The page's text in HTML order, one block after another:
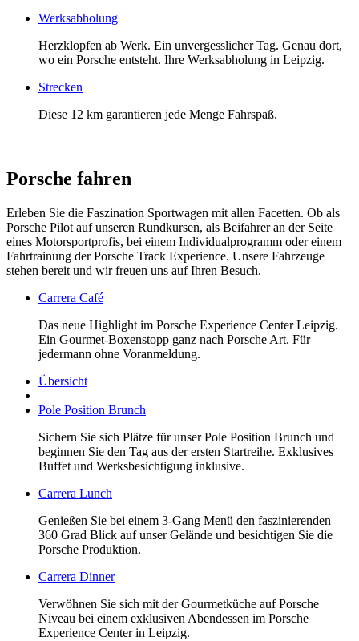
Werksabholung
Herzklopfen ab Werk. Ein unvergesslicher Tag. Genau dort,
wo ein Porsche entsteht. Ihre Werksabholung in Leipzig.
Strecken
Diese 12 km garantieren jede Menge Fahrspaß.
Porsche fahren
Erleben Sie die Faszination Sportwagen mit allen Facetten. Ob als
Porsche Pilot auf unseren Rundkursen, als Beifahrer an der Seite
eines Motorsportprofis, bei einem Individualprogramm oder einem
Fahrtrainung der Porsche Track Experience. Unsere Fahrzeuge
stehen bereit und wir freuen uns auf Ihren Besuch.
Carrera Café
Das neue Highlight im Porsche Experience Center Leipzig.
Ein Gourmet-Boxenstopp ganz nach Porsche Art. Für
jedermann ohne Voranmeldung.
Übersicht
Pole Position Brunch
Sichern Sie sich Plätze für unser Pole Position Brunch und
beginnen Sie den Tag aus der ersten Startreihe. Exklusives
Buffet und Werksbesichtigung inklusive.
Carrera Lunch
Genießen Sie bei einem 3-Gang Menü den faszinierenden
360 Grad Blick auf unser Gelände und besichtigen Sie die
Porsche Produktion.
Carrera Dinner
Verwöhnen Sie sich mit der Gourmetküche auf Porsche
Niveau bei einem exklusiven Abendessen im Porsche
Experience Center in Leipzig.